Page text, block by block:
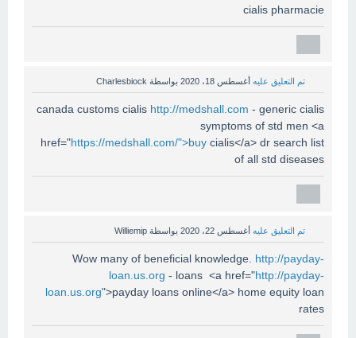
cialis pharmacie
تم التعليق عليه أغسطس 18، 2020 بواسطة Charlesbiock
canada customs cialis http://medshall.com - generic cialis
symptoms of std men <a
href="https://medshall.com/">buy cialis</a> dr search list
of all std diseases
تم التعليق عليه أغسطس 22، 2020 بواسطة Williemip
Wow many of beneficial knowledge. http://payday-
loan.us.org - loans <a href="http://payday-
loan.us.org">payday loans online</a> home equity loan
rates